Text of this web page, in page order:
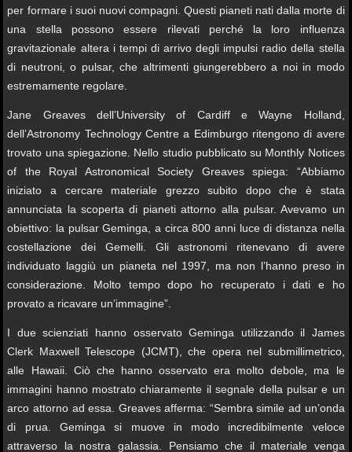
per formare i suoi nuovi compagni. Questi pianeti nati dalla morte di
una stella possono essere rilevati perché la loro influenza
gravitazionale altera i tempi di arrivo degli impulsi radio della stella
di neutroni, o pulsar, che altrimenti giungerebbero a noi in modo
estremamente regolare.
Jane Greaves dell’University of Cardiff e Wayne Holland,
dell’Astronomy Technology Centre a Edimburgo ritengono di avere
trovato una spiegazione. Nello studio pubblicato su Monthly Notices
of the Royal Astronomical Society Greaves spiega: “Abbiamo
iniziato a cercare materiale grezzo subito dopo che è stata
annunciata la scoperta di pianeti attorno alla pulsar. Avevamo un
obiettivo: la pulsar Geminga, a circa 800 anni luce di distanza nella
costellazione dei Gemelli. Gli astronomi ritenevano di avere
individuato laggiù un pianeta nel 1997, ma non l’hanno preso in
considerazione. Molto tempo dopo ho recuperato i dati e ho
provato a ricavare un’immagine”.
I due scienziati hanno osservato Geminga utilizzando il James
Clerk Maxwell Telescope (JCMT), che opera nel submillimetrico,
alle Hawaii. Ciò che hanno osservato era molto debole, ma le
immagini hanno mostrato chiaramente il segnale della pulsar e un
arco attorno ad essa. Greaves afferma: “Sembra simile ad un’onda
di prua. Geminga si muove in modo incredibilmente veloce
attraverso la nostra galassia. Pensiamo che il materiale venga